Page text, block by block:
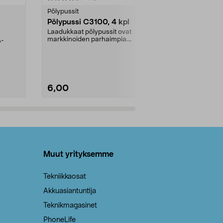
Pölypussit
Pölypussi C3100, 4 kpl
Laadukkaat pölypussit ovat
markkinoiden parhaimpia.
6,00
Muut yrityksemme
Tekniikkaosat
Akkuasiantuntija
Teknikmagasinet
PhoneLife